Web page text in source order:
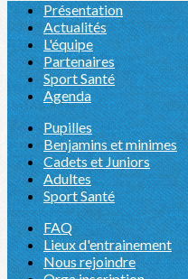
Présentation
Actualités
L'équipe
Partenaires
Sport Santé
Agenda
Pupilles
Benjamins et minimes
Cadets et Juniors
Adultes
Sport Santé
FAQ
Lieux d'entrainement
Nous rejoindre